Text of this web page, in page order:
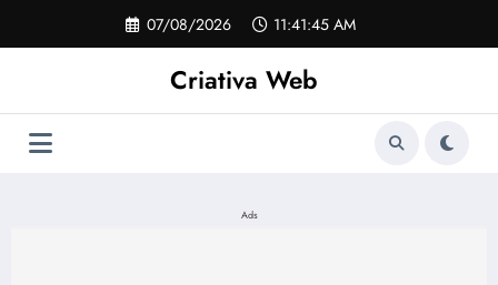
o
07/08/2026 11:41:45 AM
Criativa Web
Ads